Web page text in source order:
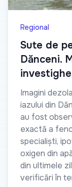
Regional
Sute de
Dănceni.
Imagini
iazului din
au fost
exactă a
specialiști,
oxigen din
din ultimele
verificări în